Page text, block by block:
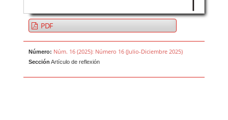
PDF
Número: Núm. 16 (2025): Número 16 (Julio-Diciembre 2025)
Sección Artículo de reflexión